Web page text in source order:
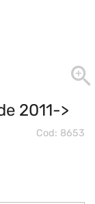
2011->
Cod: 8653